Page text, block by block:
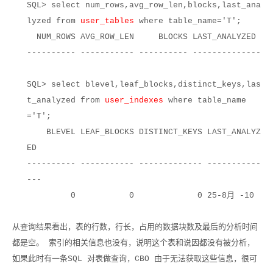
SQL> select num_rows,avg_row_len,blocks,last_ana
lyzed from user_tables where table_name='T';
NUM_ROWS AVG_ROW_LEN BLOCKS LAST_ANALYZED
---------- ----------- ---------- --------------
SQL> select blevel,leaf_blocks,distinct_keys,las
t_analyzed from user_indexes where table_name
='T';
BLEVEL LEAF_BLOCKS DISTINCT_KEYS LAST_ANALYZ
ED
---------- ----------- ------------- -----------
---
0 0 0 25-8月 -10
从查询结果看出，表的行数，行长，占用的数据块数及最后的分析时间
都是空。 索引的相关信息也没有，说明这个表和说因都没有被分析，
如果此时有一条SQL 对表做查询， CBO 由于无法获取这些信息，很可